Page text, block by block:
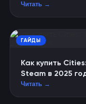
Читать →
ГАЙДЫ
Как купить Cities: Skylines
Steam в 2025
Читать →